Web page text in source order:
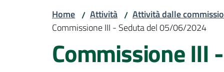
Home / Attività / Attività dalle
Commissione III - Seduta del 05/06/2024
Commissione